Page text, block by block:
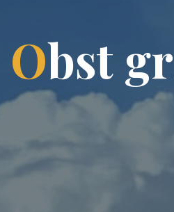
Obst gr